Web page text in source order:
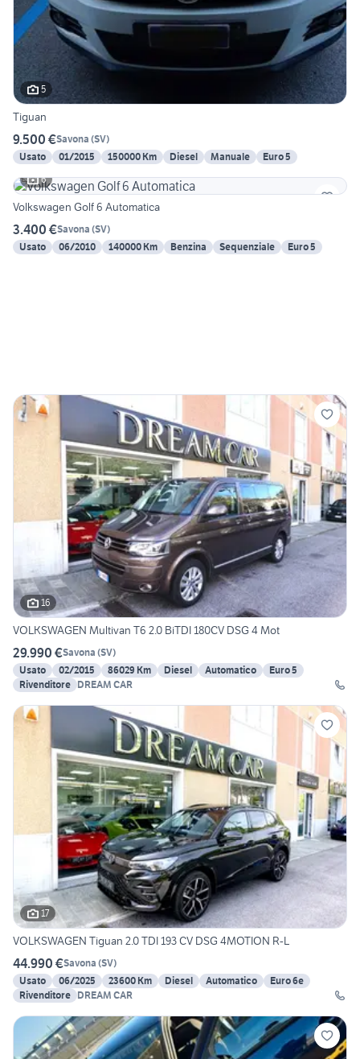
5
Tiguan
9.500 €Savona (SV)
Usato
01/2015 150000 Km Diesel Manuale
Euro 5
6
Volkswagen Golf 6 Automatica
3.400 €Savona (SV)
Usato
06/2010 140000 Km Benzina Sequenziale Euro 5
16
VOLKSWAGEN Multivan T6 2.0 BiTDI 180CV DSG 4 Mot
29.990 €Savona (SV)
Usato
02/2015 86029 Km Diesel Automatico
Euro 5
Rivenditore DREAM CAR
17
VOLKSWAGEN Tiguan 2.0 TDI 193 CV DSG 4MOTION R-L
44.990 €Savona (SV)
Usato
06/2025 23600 Km Diesel Automatico
Euro 6e
Rivenditore DREAM CAR